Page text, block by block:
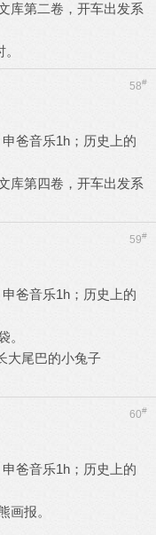
库第二卷，开车出发系
58#
爸音乐1h；历史上的
库第四卷，开车出发系
59#
爸音乐1h；历史上的
。
大尾巴的小兔子
60#
爸音乐1h；历史上的
画报。